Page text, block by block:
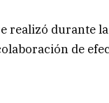
realizó durante
de